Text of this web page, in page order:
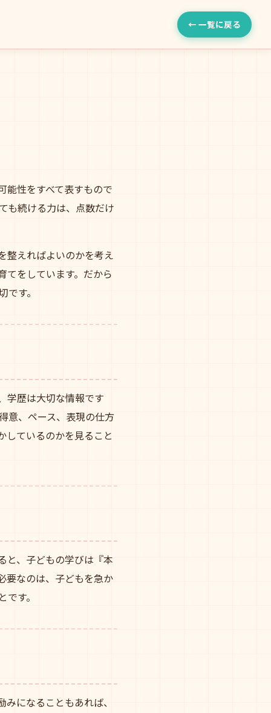
← 一覧に戻る
能性をすべて表すもので
も続ける力は、点数だけ
整えればよいのかを考え
てをしています。だから
す。
学歴は大切な情報です
意、ペース、表現の仕方
しているのかを見ること
と、子どもの学びは『本
要なのは、子どもを急か
す。
になることもあれば、